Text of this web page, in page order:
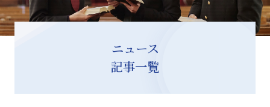
ニュース
記事一覧